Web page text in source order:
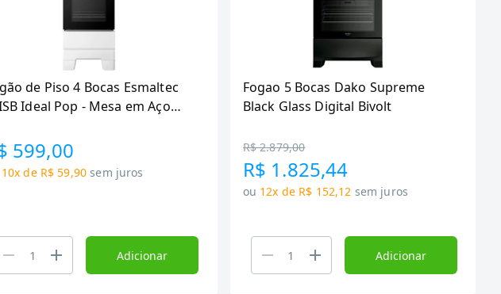
de Piso 4 Bocas Esmaltec
Ideal Pop - Mesa em Aço
599,00
10x de R$ 59,90 sem juros
Adicionar
Fogao 5 Bocas Dako Supreme
Black Glass Digital Bivolt
R$ 2.879,00
R$ 1.825,44
ou 12x de R$ 152,12 sem juros
Adicionar